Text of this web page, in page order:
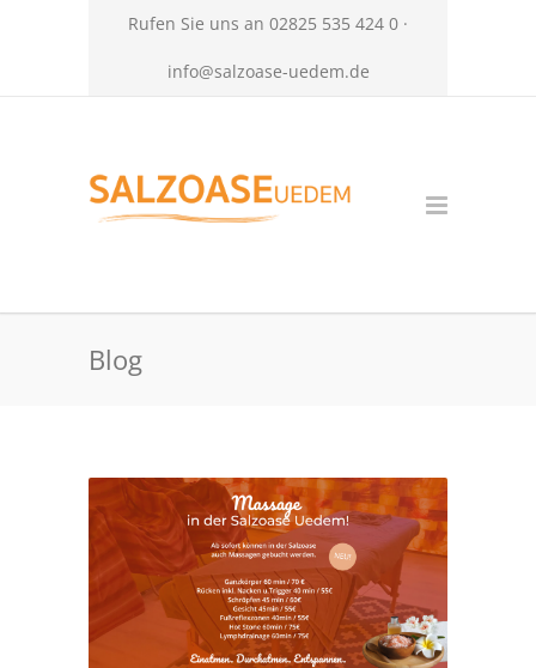
Rufen Sie uns an 02825 535 424 0 ·
info@salzoase-uedem.de
Blog